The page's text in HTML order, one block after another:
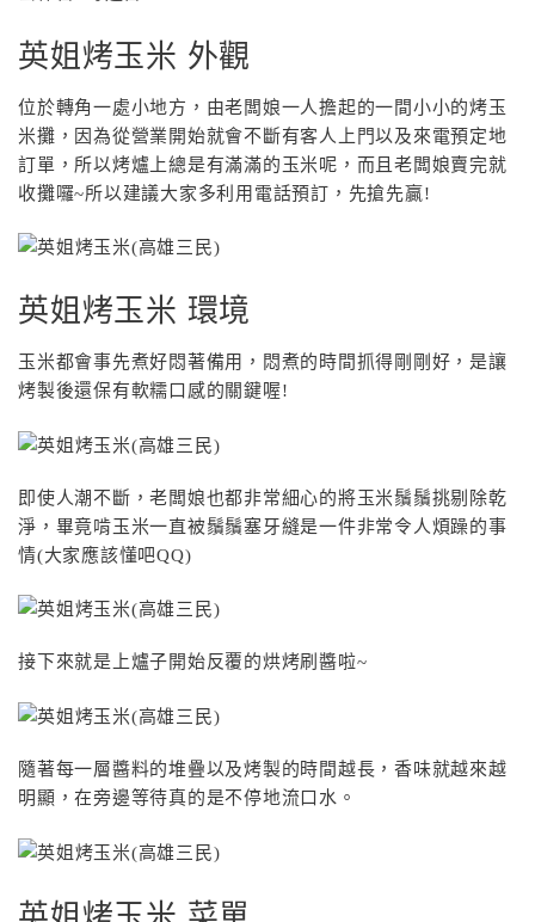
英姐烤玉米 外觀
位於轉角一處小地方，由老闆娘一人擔起的一間小小的烤玉
米攤，因為從營業開始就會不斷有客人上門以及來電預定地
訂單，所以烤爐上總是有滿滿的玉米呢，而且老闆娘賣完就
收攤囉~所以建議大家多利用電話預訂，先搶先贏!
英姐烤玉米 環境
玉米都會事先煮好悶著備用，悶煮的時間抓得剛剛好，是讓
烤製後還保有軟糯口感的關鍵喔!
即使人潮不斷，老闆娘也都非常細心的將玉米鬚鬚挑剔除乾
淨，畢竟啃玉米一直被鬚鬚塞牙縫是一件非常令人煩躁的事
情(大家應該懂吧QQ)
接下來就是上爐子開始反覆的烘烤刷醬啦~
隨著每一層醬料的堆疊以及烤製的時間越長，香味就越來越
明顯，在旁邊等待真的是不停地流口水。